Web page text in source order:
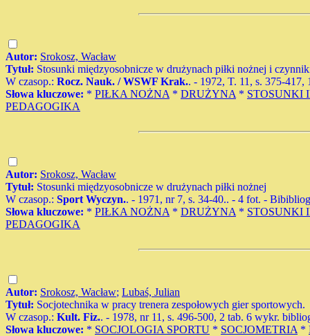
Autor: Srokosz, Wacław
Tytuł: Stosunki międzyosobnicze w drużynach piłki nożnej i
W czasop.: Rocz. Nauk. / WSWF Krak.. - 1972, T. 11, s. 375-417,
Słowa kluczowe: * PIŁKA NOŻNA * DRUŻYNA * STOSUNKI
PEDAGOGIKA
Autor: Srokosz, Wacław
Tytuł: Stosunki międzyosobnicze w drużynach piłki nożnej
W czasop.: Sport Wyczyn.. - 1971, nr 7, s. 34-40.. - 4 fot. -
Słowa kluczowe: * PIŁKA NOŻNA * DRUŻYNA * STOSUNKI
PEDAGOGIKA
Autor: Srokosz, Wacław; Lubaś, Julian
Tytuł: Socjotechnika w pracy trenera zespołowych gier sportowych.
W czasop.: Kult. Fiz.. - 1978, nr 11, s. 496-500, 2 tab. 6 wykr.
Słowa kluczowe: * SOCJOLOGIA SPORTU * SOCJOMETRIA *